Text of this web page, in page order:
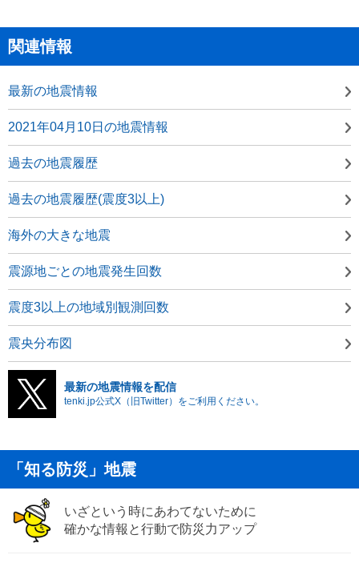
関連情報
最新の地震情報
2021年04月10日の地震情報
過去の地震履歴
過去の地震履歴(震度3以上)
海外の大きな地震
震源地ごとの地震発生回数
震度3以上の地域別観測回数
震央分布図
最新の地震情報を配信
tenki.jp公式X（旧Twitter）をご利用ください。
「知る防災」地震
いざという時にあわてないために
確かな情報と行動で防災力アップ